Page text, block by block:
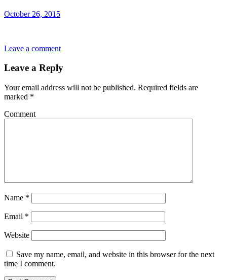
October 26, 2015
Leave a comment
Leave a Reply
Your email address will not be published. Required fields are
marked *
Comment
Name *
Email *
Website
Save my name, email, and website in this browser for the next
time I comment.